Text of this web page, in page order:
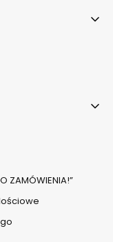
ZAMÓWIENIA!”